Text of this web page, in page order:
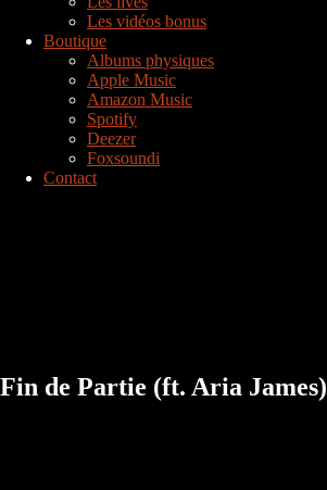
Les vidéos bonus
Boutique
Albums physiques
Apple Music
Amazon Music
Spotify
Deezer
Foxsoundi
Contact
Fin de Partie (ft. Aria James)